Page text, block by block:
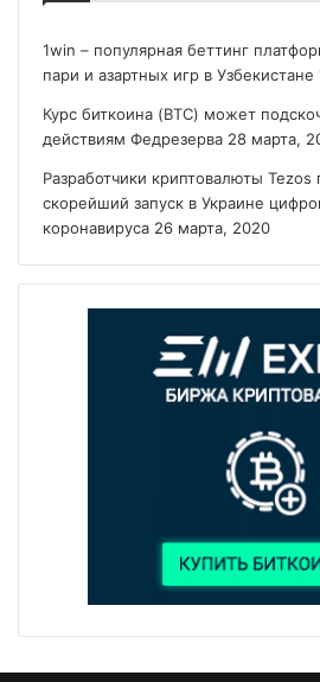
1win – популярная беттинг
пари и азартных игр в Узбекистане
Курс биткоина (BTC) может
действиям Федрезерва 28 марта,
Разработчики криптовалюты
скорейший запуск в Украине
коронавируса 26 марта, 2020